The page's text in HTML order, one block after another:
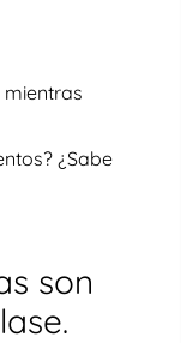
¿Sabe
son